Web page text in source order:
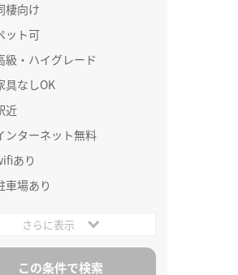
棲向け
ット可
級・ハイグレード
具なしOK
近
ンターネット無料
あり
車場あり
さらに表示